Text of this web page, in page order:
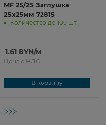
MF 25/25 Заглушка
25х25мм 72815
Количество до 100 шт.
1.61BYN/м
Цена с НДС
В корзину